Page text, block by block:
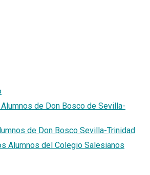
de Don Bosco de Sevilla-
de Don Bosco Sevilla-Trinidad
Alumnos del Colegio Salesianos